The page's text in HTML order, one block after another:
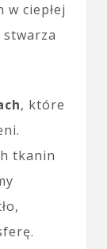
w ciepłej
, które
tkanin